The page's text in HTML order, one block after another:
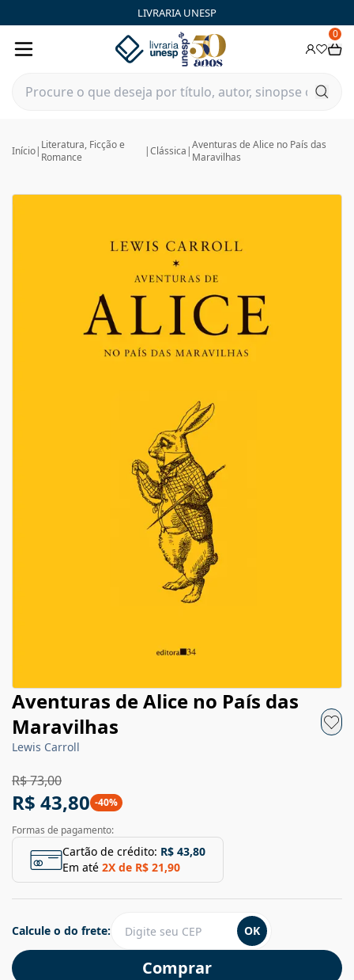
LIVRARIA UNESP
0
Início| Literatura, Ficção e
Romance
|Clássica |Aventuras de Alice no País das
Maravilhas
Aventuras de Alice no País das
Maravilhas
Lewis Carroll
R$ 73,00
R$ 43,80 -40%
Formas de pagamento:
Cartão de crédito: R$ 43,80
Em até 2X de R$ 21,90
Comprar
Calcule o do frete: OK